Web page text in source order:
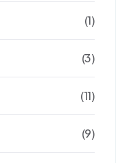
(1)
(3)
(11)
(9)